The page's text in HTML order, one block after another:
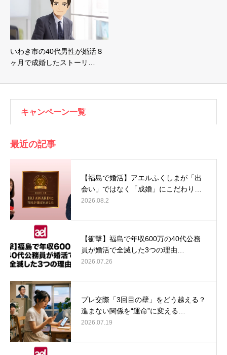
いわき市の40代男性が婚活８
ヶ月で成婚したストーリ…
キャンペーン一覧
最近の記事
【福島で婚活】アエルふくしまが「出
会い」ではなく「成婚」にこだわり…
2026.08.2
【衝撃】福島で年収600万の40代公務
員が婚活で全滅した3つの理由…
2026.07.26
プレ交際「3回目の壁」をどう越える？
進まない関係を“運命”に変える…
2026.07.19